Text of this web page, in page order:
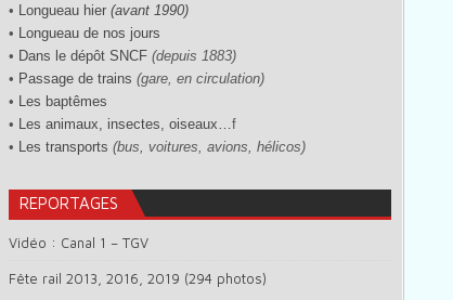
• Longueau hier (avant 1990)
• Longueau de nos jours
• Dans le dépôt SNCF (depuis 1883)
• Passage de trains (gare, en circulation)
• Les baptêmes
• Les animaux, insectes, oiseaux…f
• Les transports (bus, voitures, avions, hélicos)
REPORTAGES
Vidéo : Canal 1 – TGV
Fête rail 2013, 2016, 2019 (294 photos)